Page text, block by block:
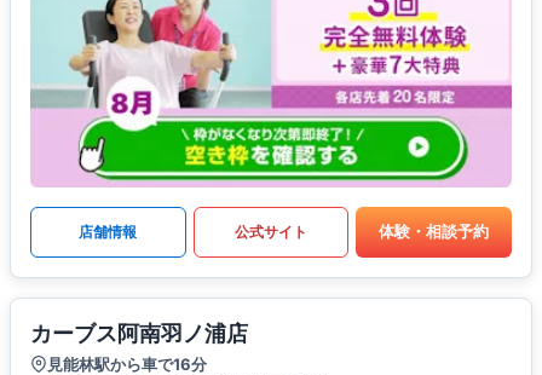
店舗情報 公式サイト 体験・相談予約
カーブス阿南羽ノ浦店
見能林駅から車で16分